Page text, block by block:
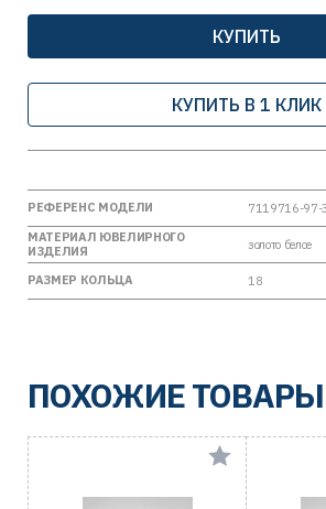
КУПИТЬ
КУПИТЬ В 1 КЛИК
РЕФЕРЕНС МОДЕЛИ
7119716-97-
МАТЕРИАЛ ЮВЕЛИРНОГО
ИЗДЕЛИЯ
золото белое
РАЗМЕР КОЛЬЦА 18
ПОХОЖИЕ ТОВАРЫ